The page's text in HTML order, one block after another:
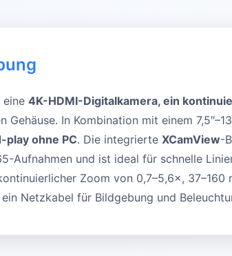
4K-HDMI-Digitalkamera, ein
Gehäuse. In Kombination mit einem
play ohne PC. Die integrierte XCamView-
Aufnahmen und ist ideal für schnelle
Zoom von 0,7–5,6×,
Netzkabel für Bildgebung und